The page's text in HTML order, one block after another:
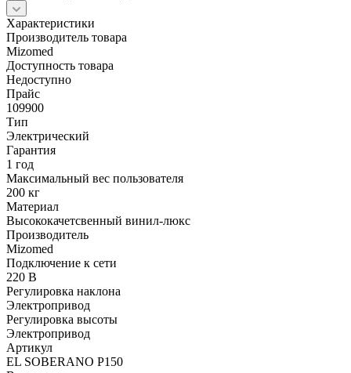
Характеристики
Производитель товара
Mizomed
Доступность товара
Недоступно
Прайс
109900
Тип
Электрический
Гарантия
1 год
Максимальный вес пользователя
200 кг
Материал
Высококачетсвенный винил-люкс
Производитель
Mizomed
Подключение к сети
220 В
Регулировка наклона
Электропривод
Регулировка высоты
Электропривод
Артикул
EL SOBERANO P150